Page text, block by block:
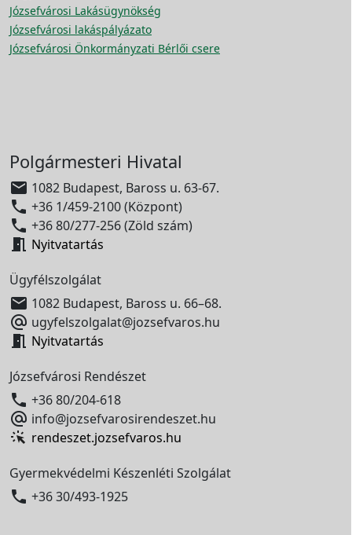
Józsefvárosi Lakásügynökség
Józsefvárosi lakáspályázato
Józsefvárosi Önkormányzati Bérlői csere
Polgármesteri Hivatal
 1082 Budapest, Baross u. 63-67.
 +36 1/459-2100 (Központ)
 +36 80/277-256 (Zöld szám)
 Nyitvatartás
Ügyfélszolgálat
 1082 Budapest, Baross u. 66–68.
 ugyfelszolgalat@jozsefvaros.hu
 Nyitvatartás
Józsefvárosi Rendészet
 +36 80/204-618
 info@jozsefvarosirendeszet.hu
rendeszet.jozsefvaros.hu
Gyermekvédelmi Készenléti Szolgálat
 +36 30/493-1925